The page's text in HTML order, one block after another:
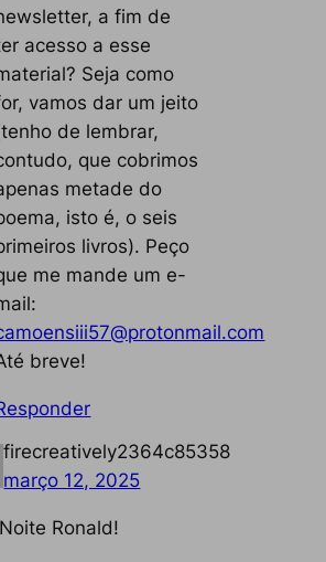
a fim de
acesso a esse
Seja como
vamos dar um jeito
de lembrar,
que cobrimos
metade do
isto é, o seis
livros). Peço
me mande um e-
breve!
firecreatively2364c85358
março 12, 2025
Ronald!